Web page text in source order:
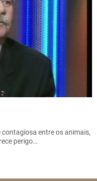
entre os animais,
perigo…